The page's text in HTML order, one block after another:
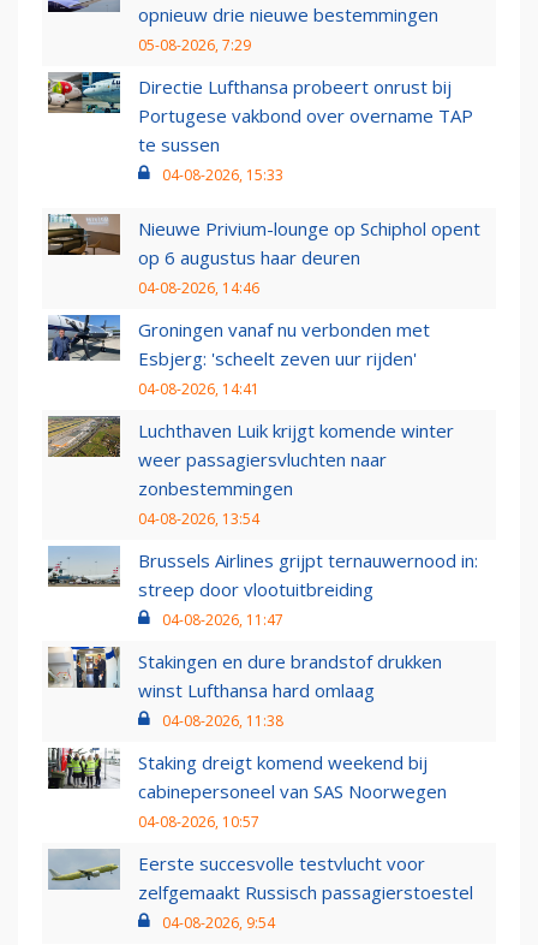
opnieuw drie nieuwe bestemmingen
05-08-2026, 7:29
Directie Lufthansa probeert onrust bij
Portugese vakbond over overname TAP
te sussen
04-08-2026, 15:33
Nieuwe Privium-lounge op Schiphol opent
op 6 augustus haar deuren
04-08-2026, 14:46
Groningen vanaf nu verbonden met
Esbjerg: 'scheelt zeven uur rijden'
04-08-2026, 14:41
Luchthaven Luik krijgt komende winter
weer passagiersvluchten naar
zonbestemmingen
04-08-2026, 13:54
Brussels Airlines grijpt ternauwernood in:
streep door vlootuitbreiding
04-08-2026, 11:47
Stakingen en dure brandstof drukken
winst Lufthansa hard omlaag
04-08-2026, 11:38
Staking dreigt komend weekend bij
cabinepersoneel van SAS Noorwegen
04-08-2026, 10:57
Eerste succesvolle testvlucht voor
zelfgemaakt Russisch passagierstoestel
04-08-2026, 9:54